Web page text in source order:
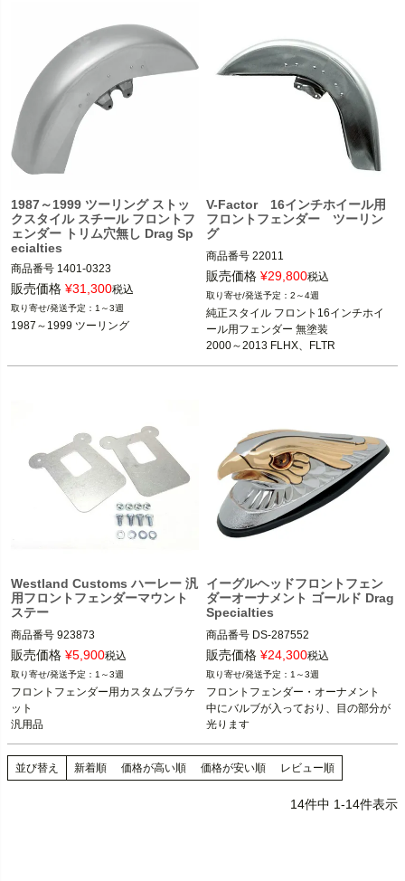
1987～1999 ツーリング ストッ
クスタイル スチール フロントフ
ェンダー トリム穴無し Drag Sp
ecialties
商品番号 1401-0323
1987～1999 ツーリング
Drag Specialties（ドラッグスペシャ
販売価格 ¥31,300税込
1～3週
1987～1999 ツーリング
V-Factor 16インチホイール用
フロントフェンダー ツーリン
グ
商品番号 22011
2000～2013 FLHX、FLTR
V-Factor(ブイファクター)
販売価格 ¥29,800税込
2～4週
純正スタイル フロント16インチホイ
ール用フェンダー 無塗装
2000～2013 FLHX、FLTR
Westland Customs ハーレー 汎
用フロントフェンダーマウント
ステー
商品番号 923873
販売価格 ¥5,900税込
1～3週
フロントフェンダー用カスタムブラケ
ット
汎用品
イーグルヘッドフロントフェン
ダーオーナメント ゴールド Drag
Specialties
商品番号 DS-287552
Drag Specialties（ドラックスペシャ
リティーズ）
販売価格 ¥24,300税込
1～3週
フロントフェンダー・オーナメント
中にバルブが入っており、目の部分が
光ります
並び替え 新着順 価格が高い順 価格が安い順 レビュー順
14件中 1-14件表示